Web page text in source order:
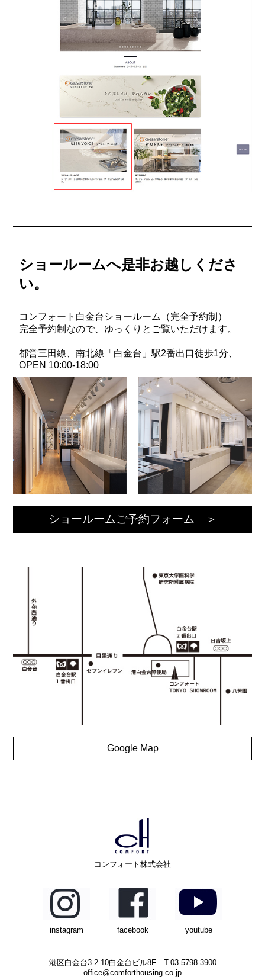
ショールームへ是非お越しくださ
い。
コンフォート白金台ショールーム（完全予約制）
完全予約制なので、ゆっくりとご覧いただけます。
都営三田線、南北線「白金台」駅2番出口徒歩1分、
OPEN 10:00-18:00
ショールームご予約フォーム ＞
Google Map
コンフォート株式会社
instagram facebook youtube
港区白金台3-2-10白金台ビル8F T.03-5798-3900
office@comforthousing.co.jp